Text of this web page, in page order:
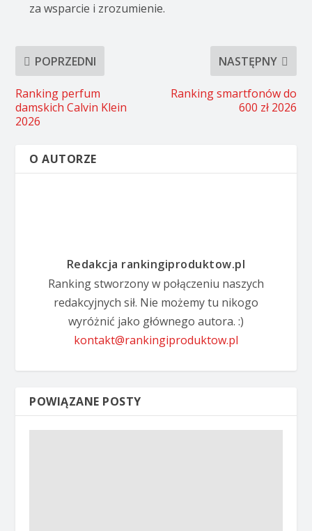
za wsparcie i zrozumienie.
POPRZEDNI
Ranking perfum
damskich Calvin Klein
2026
NASTĘPNY
Ranking smartfonów do
600 zł 2026
O AUTORZE
Redakcja rankingiproduktow.pl
Ranking stworzony w połączeniu naszych
redakcyjnych sił. Nie możemy tu nikogo
wyróżnić jako głównego autora. :)
kontakt@rankingiproduktow.pl
POWIĄZANE POSTY